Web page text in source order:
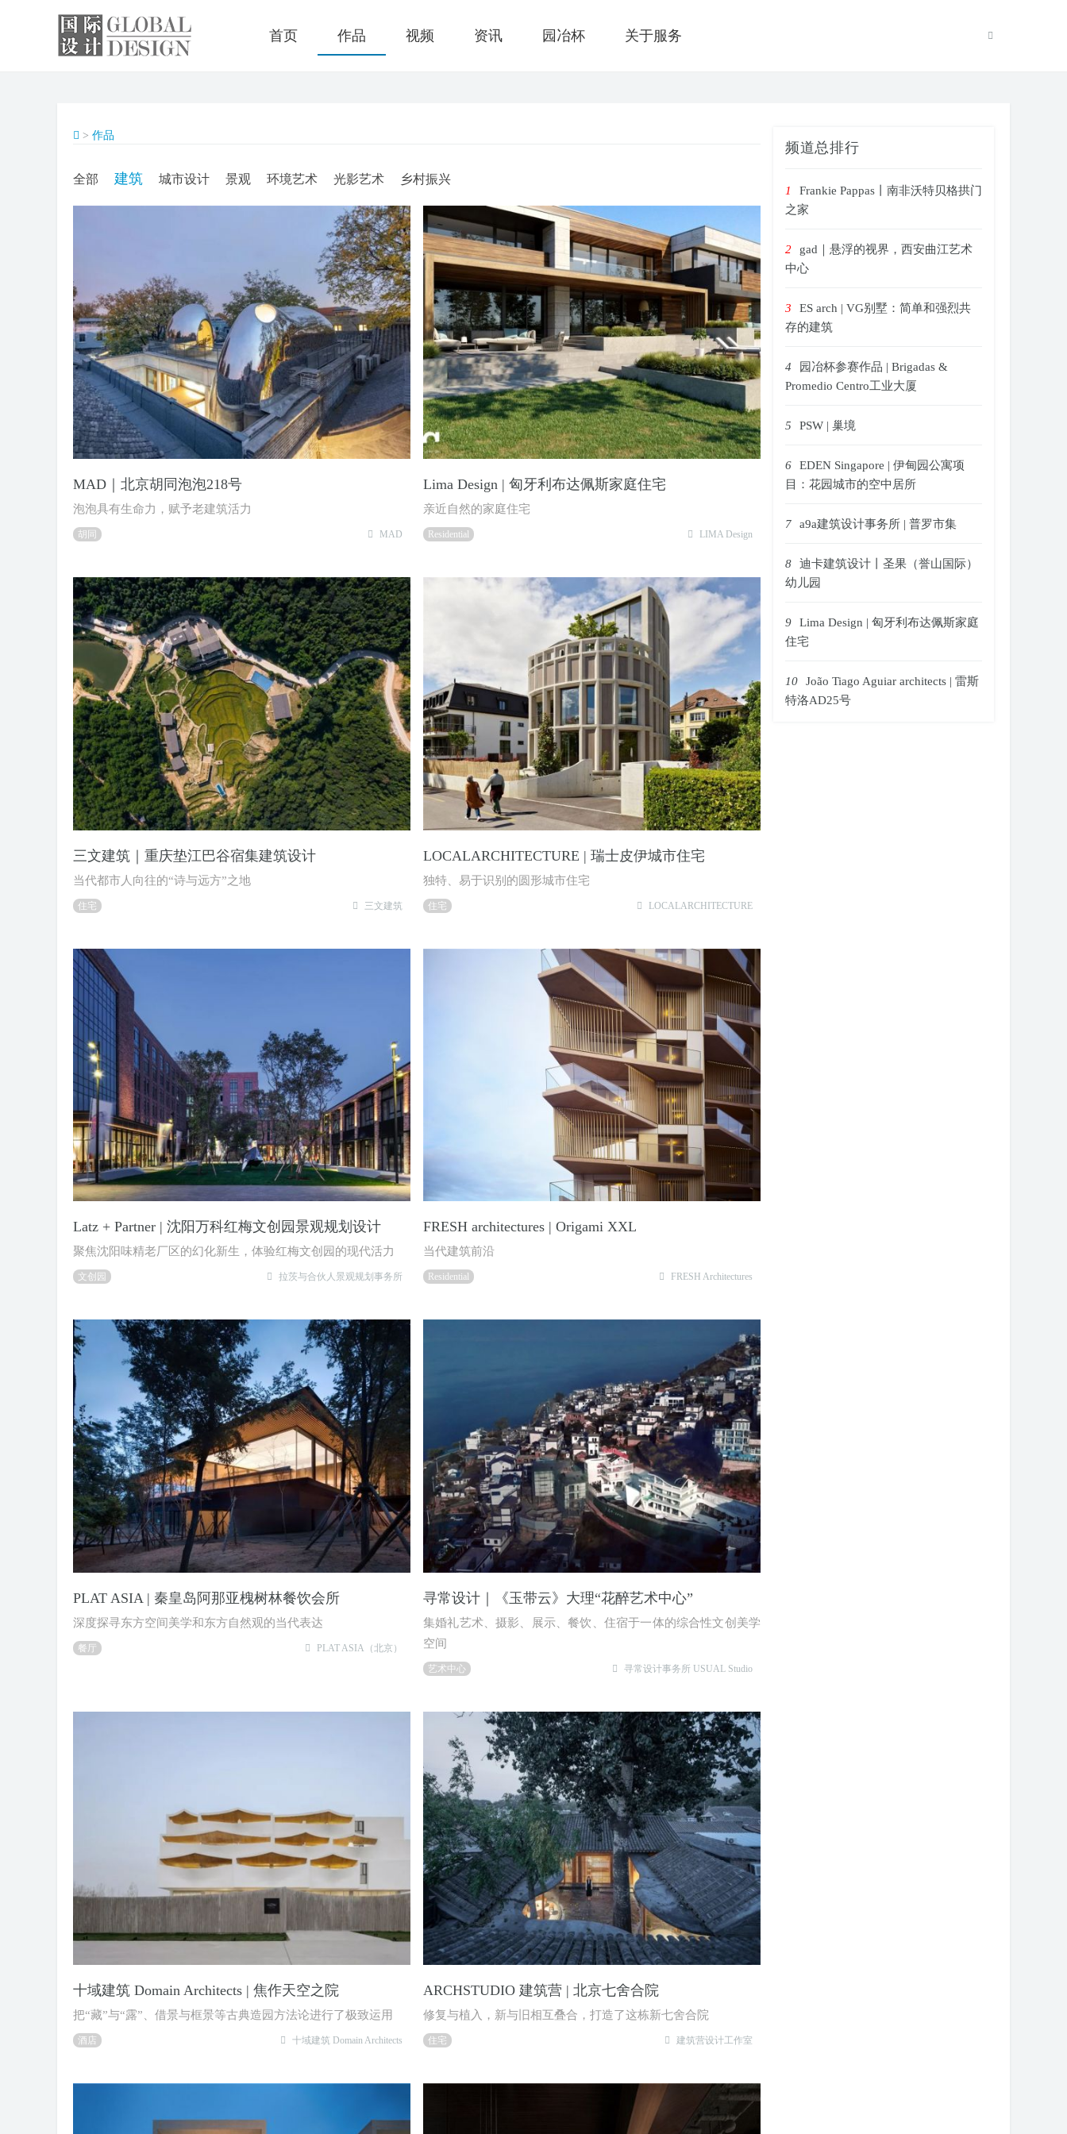
首页 作品 视频 资讯 园冶杯 关于服务
> 作品
全部 建筑 城市设计 景观 环境艺术 光影艺术 乡村振兴
MAD｜北京胡同泡泡218号
泡泡具有生命力，赋予老建筑活力
胡同 MAD
Lima Design | 匈牙利布达佩斯家庭住宅
亲近自然的家庭住宅
Residential LIMA Design
三文建筑｜重庆垫江巴谷宿集建筑设计
当代都市人向往的“诗与远方”之地
住宅 三文建筑
LOCALARCHITECTURE | 瑞士皮伊城市住宅
独特、易于识别的圆形城市住宅
住宅 LOCALARCHITECTURE
Latz + Partner | 沈阳万科红梅文创园景观规划设计
聚焦沈阳味精老厂区的幻化新生，体验红梅文创园的现代活力
文创园 拉茨与合伙人景观规划事务所
FRESH architectures | Origami XXL
当代建筑前沿
Residential FRESH Architectures
PLAT ASIA | 秦皇岛阿那亚槐树林餐饮会所
深度探寻东方空间美学和东方自然观的当代表达
餐厅 PLAT ASIA（北京）
寻常设计｜《玉带云》大理“花醉艺术中心”
集婚礼艺术、摄影、展示、餐饮、住宿于一体的综合性文创美学
空间
艺术中心 寻常设计事务所 USUAL Studio
十域建筑 Domain Architects | 焦作天空之院
把“藏”与“露”、借景与框景等古典造园方法论进行了极致运用
酒店 十域建筑 Domain Architects
ARCHSTUDIO 建筑营 | 北京七舍合院
修复与植入，新与旧相互叠合，打造了这栋新七舍合院
住宅 建筑营设计工作室
频道总排行
1
Frankie Pappas丨南非沃特贝格拱门
之家
2
gad｜悬浮的视界，西安曲江艺术
中心
3
ES arch | VG别墅：简单和强烈共
存的建筑
4
园冶杯参赛作品 | Brigadas &
Promedio Centro工业大厦
5 PSW | 巢境
6
EDEN Singapore | 伊甸园公寓项
目：花园城市的空中居所
7 a9a建筑设计事务所 | 普罗市集
8
迪卡建筑设计丨圣果（誉山国际）
幼儿园
9
Lima Design | 匈牙利布达佩斯家庭
住宅
10
João Tiago Aguiar architects | 雷斯
特洛AD25号